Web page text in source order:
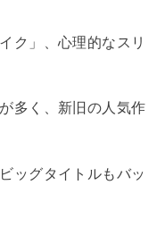
ク」、心理的なスリ
多く、新旧の人気作
ッグタイトルもバッ